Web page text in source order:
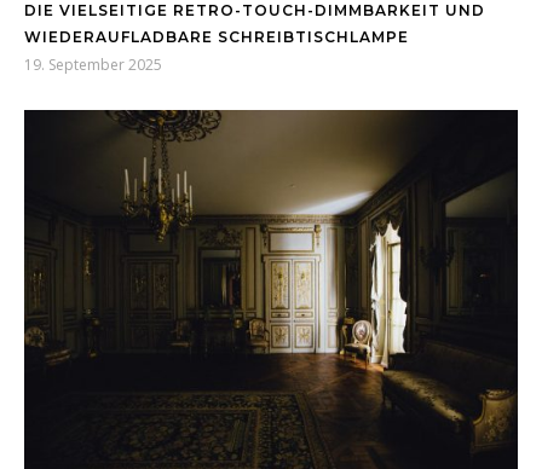
DIE VIELSEITIGE RETRO-TOUCH-DIMMBARKEIT UND
WIEDERAUFLADBARE SCHREIBTISCHLAMPE
19. September 2025